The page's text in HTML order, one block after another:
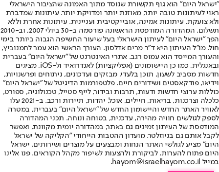
"ישראל היום" הוא גוף תקשורת שנוסד מתוך האמונה שהציבור הישראלי
ראוי לעיתונות טובה יותר, מאוזנת יותר ומדויקת יותר. עיתונות שמדברת
ולא צועקת. עיתונות אמינה, אובייקטיבית ועניינית. עיתונות אחרת וללא
תשלום. המהדורה המודפסת הראשונה פורסמה ב-30 ביולי 2007, וב-2010
הפך "ישראל היום" לעיתון הישראלי בעל שיעור החשיפה הגבוה ביותר בימי
חול. מו"ל העיתון היא ד"ר מרים אדלסון. העורך הראשי הוא עמר לחמנוביץ,
והעורך המייסד הוא עמוס רגב. אתרי האינטרנט של "ישראל היום" בעברית
ובאנגלית, כמו כן היישומונים (אפליקציות) לאנדרואיד ול-iOS, מציגים
חדשות מסביב לשעון, תוכן בלעדי, מבזקים ועדכונים, ניתוחים ופרשנויות,
וידיאו, פודקאסטים ושידורים חיים. פלטפורמות הדיגיטל של "ישראל היום"
כוללות ערוצי חדשות ודעות, תרבות ובידור, לייף סטייל, טכנולוגיה, ספורט,
כלכלה וצרכנות, בריאות, חיילים, אוכל, יהדות, תיירות ורכב. ב-2021 עלו
לאוויר האתר החדש והיישומון החדש של "ישראל היום" בעברית, במטרה
לספק לגולשים חוויה מהירה, עדכנית, בטוחה ונוחה. תכני המהדורה
המודפסת של העיתון זמינים גם באתר, במהדורה יומית מקוונת, ואפשר
לקבל אותם גם בניוזלטר. מועדון ההטבות הייחודי "הקליקה של ישראל
היום" מציע לגולשי האתר הנחות ומבצעים על מוצרים ושירותים. ישראל
היום פתוח להערות, לביקורת ולהצעות לשיפור מקהל הקוראים. פנו אלינו
במייל hayom@israelhayom.co.il.